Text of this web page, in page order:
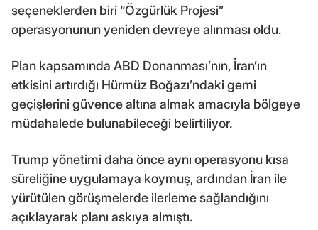
seçeneklerden biri “Özgürlük Projesi”
operasyonunun yeniden devreye alınması oldu.
Plan kapsamında ABD Donanması’nın, İran’ın
etkisini artırdığı Hürmüz Boğazı’ndaki gemi
geçişlerini güvence altına almak amacıyla bölgeye
müdahalede bulunabileceği belirtiliyor.
Trump yönetimi daha önce aynı operasyonu kısa
süreliğine uygulamaya koymuş, ardından İran ile
yürütülen görüşmelerde ilerleme sağlandığını
açıklayarak planı askıya almıştı.